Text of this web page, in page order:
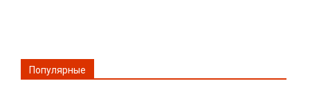
Популярные